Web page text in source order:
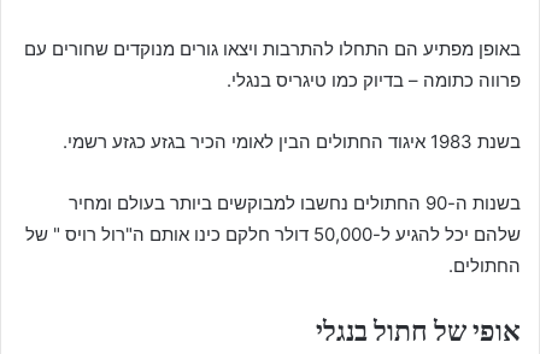
באופן מפתיע הם התחלו להתרבות ויצאו גורים מנוקדים שחורים עם
פרווה כתומה – בדיוק כמו טיגריס בנגלי.
בשנת 1983 איגוד החתולים הבין לאומי הכיר בגזע כגזע רשמי.
בשנות ה-90 החתולים נחשבו למבוקשים ביותר בעולם ומחיר
שלהם יכל להגיע ל-50,000 דולר חלקם כינו אותם ה"רול רויס " של
החתולים.
אופי של חתול בנגלי